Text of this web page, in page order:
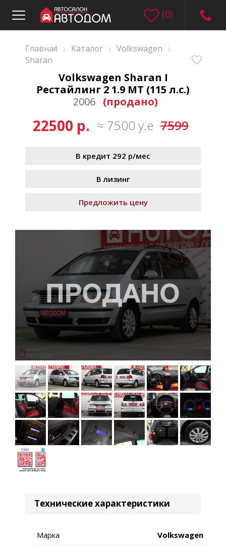
(0)
Главная › Каталог › Volkswagen ›
Sharan
Volkswagen Sharan I
Рестайлинг 2 1.9 MT (115 л.с.)
2006 (продано)
22500 р. ≈ 7500 у.е 7599
В кредит 292 р/мес
В лизинг
Предложить цену
Технические характеристики
Марка Volkswagen